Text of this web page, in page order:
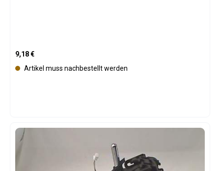
Regulärer Preis:
9,18 €
Artikel muss nachbestellt werden